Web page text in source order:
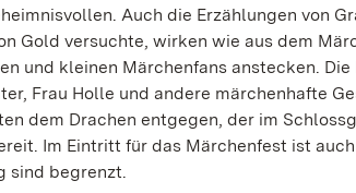
Auch die Erzählungen von
Gold versuchte, wirken wie aus dem
und kleinen Märchenfans anstecken.
Frau Holle und andere märchenhafte
dem Drachen entgegen, der im
Im Eintritt für das Märchenfest ist
sind begrenzt.